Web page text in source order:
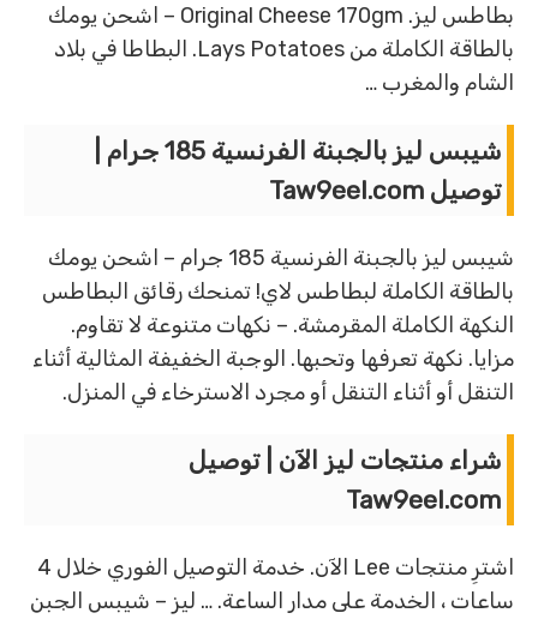
بطاطس ليز. Original Cheese 170gm – اشحن يومك
بالطاقة الكاملة من Lays Potatoes. البطاطا في بلاد
الشام والمغرب …
شيبس ليز بالجبنة الفرنسية 185 جرام |
توصيل Taw9eel.com
شيبس ليز بالجبنة الفرنسية 185 جرام – اشحن يومك
بالطاقة الكاملة لبطاطس لاي! تمنحك رقائق البطاطس
النكهة الكاملة المقرمشة. – نكهات متنوعة لا تقاوم.
مزايا. نكهة تعرفها وتحبها. الوجبة الخفيفة المثالية أثناء
التنقل أو أثناء التنقل أو مجرد الاسترخاء في المنزل.
شراء منتجات ليز الآن | توصيل
Taw9eel.com
اشترِ منتجات Lee الآن. خدمة التوصيل الفوري خلال 4
ساعات ، الخدمة على مدار الساعة. … ليز – شيبس الجبن